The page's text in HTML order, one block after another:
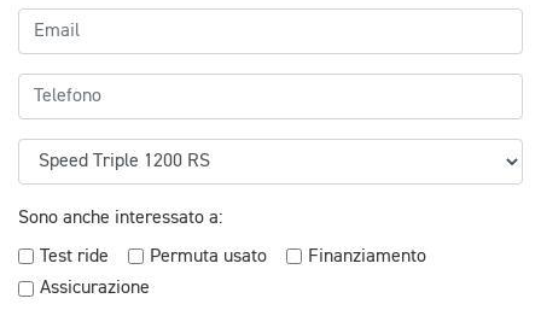
Sono anche interessato a:
Test ride
Permuta usato
Finanziamento
Assicurazione